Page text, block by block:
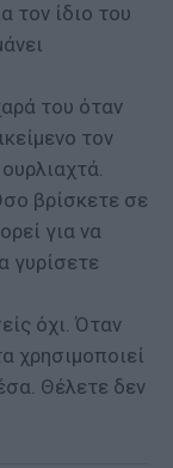
τον ίδιο του
του όταν
τον
βρίσκετε σε
για να
γυρίσετε
όχι. Όταν
χρησιμοποιεί
Θέλετε δεν